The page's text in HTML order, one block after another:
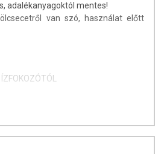
adalékanyagoktól mentes!
van szó, használat előtt
különlegességét az egyedi